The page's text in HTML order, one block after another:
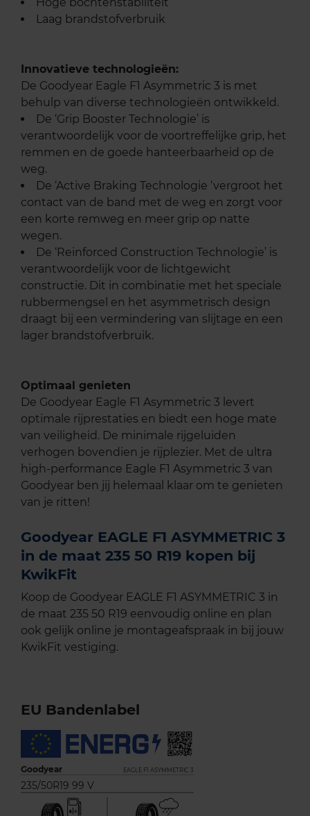
Laag brandstofverbruik
Innovatieve technologieën:
De Goodyear Eagle F1 Asymmetric 3 is met
behulp van diverse technologieën ontwikkeld.
De ‘Grip Booster Technologie’ is
verantwoordelijk voor de voortreffelijke grip, het
remmen en de goede hanteerbaarheid op de
weg.
De ‘Active Braking Technologie ‘vergroot het
contact van de band met de weg en zorgt voor
een korte remweg en meer grip op natte
wegen.
De ‘Reinforced Construction Technologie’ is
verantwoordelijk voor de lichtgewicht
constructie. Dit in combinatie met het speciale
rubbermengsel en het asymmetrisch design
draagt bij een vermindering van slijtage en een
lager brandstofverbruik.
Optimaal genieten
De Goodyear Eagle F1 Asymmetric 3 levert
optimale rijprestaties en biedt een hoge mate
van veiligheid. De minimale rijgeluiden
verhogen bovendien je rijplezier. Met de ultra
high-performance Eagle F1 Asymmetric 3 van
Goodyear ben jij helemaal klaar om te genieten
van je ritten!
Goodyear EAGLE F1 ASYMMETRIC 3
in de maat 235 50 R19 kopen bij
KwikFit
Koop de Goodyear EAGLE F1 ASYMMETRIC 3 in
de maat 235 50 R19 eenvoudig online en plan
ook gelijk online je montageafspraak in bij jouw
KwikFit vestiging.
EU Bandenlabel
Goodyear EAGLE F1 ASYMMETRIC 3
235/50R19 99 V